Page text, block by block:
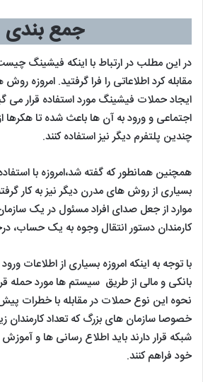
جمع بندی
در این مطلب در ارتباط با اینکه فیشینگ
مقابله کرد اطلاعاتی را فرا گرفتید. امروزه
ایجاد حملات فیشینگ مورد استفاده قرار می
اجتماعی و ورود به آن ها باعث شده تا هکرها
چندین پلتفرم دیگر نیز استفاده کنند.
همچنین همانطور که گفته شد،امروزه با
بسیاری از روش های مدرن دیگر نیز به کار
موارد از جعل صدای افراد مسئول در یک
کارمندان دستور انتقال وجوه به یک
با توجه به اینکه امروزه بسیاری از اطلاعات
بانکی و مالی از طریق سیستم ها مورد حمله
نحوه این نوع حملات در مقابله با خطرات
خصوصا سازمان های بزرگ که تعداد کارمندان
شبکه قرار دارند باید اطلاع رسانی ها و آموزش
خود فراهم کنند.